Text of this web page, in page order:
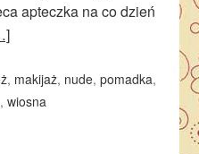
apteczka na co dzień
, makijaż, nude,pomadka,
,wiosna